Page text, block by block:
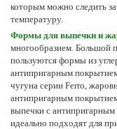
которым можно следить
температуру.
Формы для выпечки и
многообразием. Большой
пользуются формы из
антипригарным
чугуна серии Ferro,
антипригарным
выпечки с
идеально подходят для